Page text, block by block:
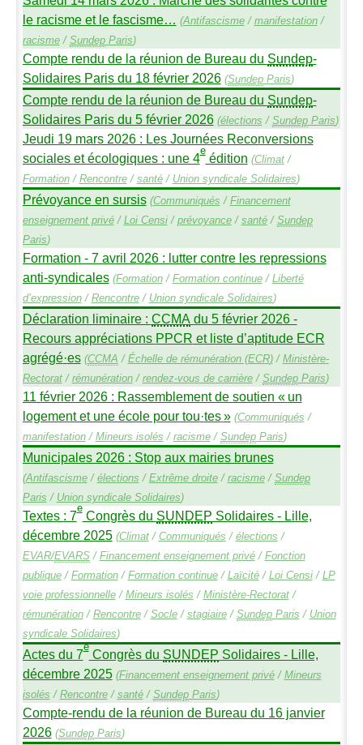
le racisme et le fascisme… (Antifascisme/ manifestation/
racisme/ SundepParis)
Compte rendu de la réunion de Bureau du Sundep-
Solidaires Paris du 18 février 2026 (SundepParis)
Compte rendu de la réunion de Bureau du Sundep-
Solidaires Paris du 5 février 2026 (élections / SundepParis)
Jeudi 19 mars 2026 : Les Journées Reconversions
sociales et écologiques : une 4eédition (Climat/
Formation/ Rencontre/ santé/ Union syndicale Solidaires)
Prévoyance en sursis (Communiqués / Financement
enseignement privé/ Loi Censi/ prévoyance/ santé/ Sundep
Paris)
Formation - 7 avril 2026 : lutter contre les repressions
anti-syndicales (Formation/ Formation continue/ Liberté
d’expression/ Rencontre/ Union syndicale Solidaires)
Déclaration liminaire : CCMA du 5 février 2026 -
Recours appréciations PPCR et liste d’aptitude ECR
agrégé·es (CCMA / Échelle de rémunération (ECR)/ Ministère-
Rectorat/ rémunération/ rendez-vous de carrière/ SundepParis)
11 février 2026 : Rassemblement de soutien « un
logement et une école pour tou·tes» (Communiqués /
manifestation/ Mineurs isolés / racisme/ SundepParis)
Municipales 2026 : Stop aux mairies brunes
(Antifascisme/ élections / Extrême droite/ racisme/ Sundep
Paris / Union syndicale Solidaires)
Textes : 7eCongrès du SUNDEP Solidaires - Lille,
décembre 2025 (Climat/ Communiqués / élections /
EVAR/EVARS/ Financement enseignement privé/ Fonction
publique/ Formation/ Formation continue/ Laïcité/ Loi Censi/ LP
voie professionnelle/ Mineurs isolés / Ministère-Rectorat/
rémunération/ Rencontre/ Socle/ stagiaire/ SundepParis / Union
syndicale Solidaires)
Actes du 7eCongrès du SUNDEP Solidaires - Lille,
décembre 2025 (Financement enseignement privé/ Mineurs
isolés / Rencontre/ santé/ SundepParis)
Compte-rendu de la réunion de Bureau du 16 janvier
2026 (SundepParis)